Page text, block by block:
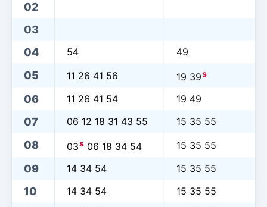
02
03
04
54 49
05 11 26 41 56 19 39s
06 11 26 41 54 19 49
07 06 12 18 31 43 55 15 35 55
08 03s 06 18 34 54 15 35 55
09 14 34 54 15 35 55
10 14 34 54 15 35 55